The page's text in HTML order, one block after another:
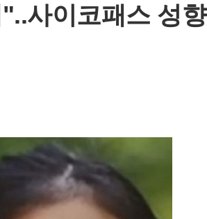
사이코패스 성향